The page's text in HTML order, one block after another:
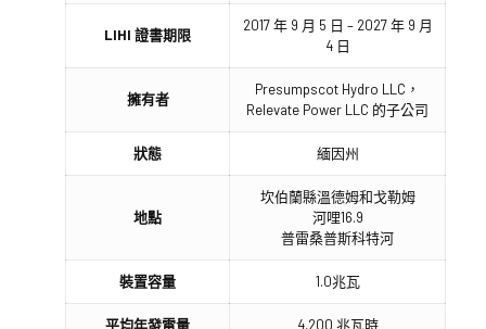
LIHI 證書期限
2017 年 9 月 5 日 – 2027 年 9 月
4 日
擁有者
Presumpscot Hydro LLC，
Relevate Power LLC 的子公司
狀態 緬因州
地點
坎伯蘭縣溫德姆和戈勒姆
河哩16.9
普雷桑普斯科特河
裝置容量 1.0兆瓦
平均年發電量 4,200 兆瓦時